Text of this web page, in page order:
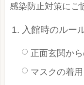
感染防止対策にご
入館時のルー
正面玄関か
マスクの着用